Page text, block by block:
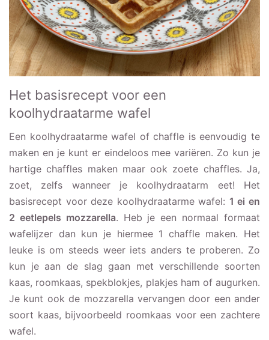
Het basisrecept voor een
koolhydraatarme wafel
Een koolhydraatarme wafel of chaffle is eenvoudig te
maken en je kunt er eindeloos mee variëren. Zo kun je
hartige chaffles maken maar ook zoete chaffles. Ja,
zoet, zelfs wanneer je koolhydraatarm eet! Het
basisrecept voor deze koolhydraatarme wafel: 1 ei en
2 eetlepels mozzarella. Heb je een normaal formaat
wafelijzer dan kun je hiermee 1 chaffle maken. Het
leuke is om steeds weer iets anders te proberen. Zo
kun je aan de slag gaan met verschillende soorten
kaas, roomkaas, spekblokjes, plakjes ham of augurken.
Je kunt ook de mozzarella vervangen door een ander
soort kaas, bijvoorbeeld roomkaas voor een zachtere
wafel.